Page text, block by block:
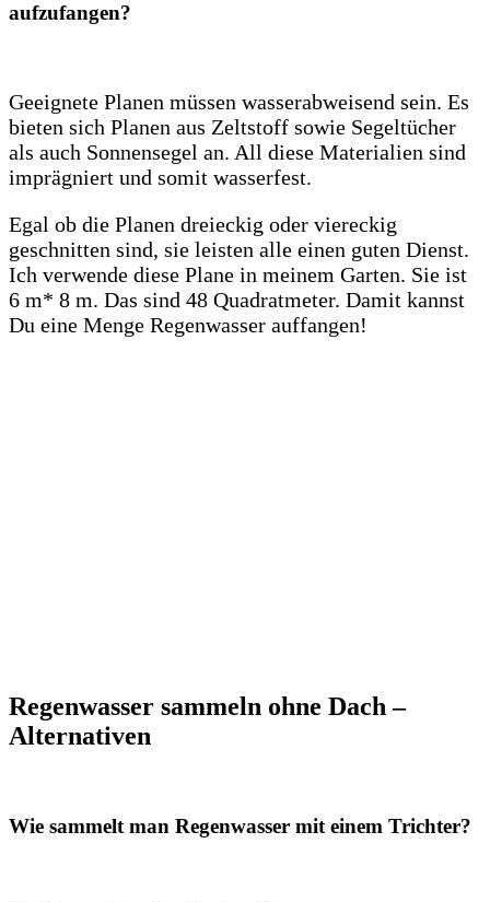
aufzufangen?
Geeignete Planen müssen wasserabweisend sein. Es
bieten sich Planen aus Zeltstoff sowie Segeltücher
als auch Sonnensegel an. All diese Materialien sind
imprägniert und somit wasserfest.
Egal ob die Planen dreieckig oder viereckig
geschnitten sind, sie leisten alle einen guten Dienst.
Ich verwende diese Plane in meinem Garten. Sie ist
6 m* 8 m. Das sind 48 Quadratmeter. Damit kannst
Du eine Menge Regenwasser auffangen!
Regenwasser sammeln ohne Dach –
Alternativen
Wie sammelt man Regenwasser mit einem Trichter?